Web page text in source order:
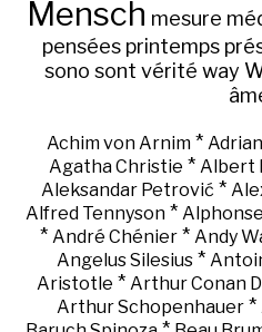
Mensch mesure
pensées printemps
sono sont vérité way
Achim von Arnim *
Agatha Christie * Albert
Aleksandar Petrović *
Alfred Tennyson*
* André Chénier* Andy
Angelus Silesius *
Aristotle * Arthur Conan
Arthur Schopenhauer*